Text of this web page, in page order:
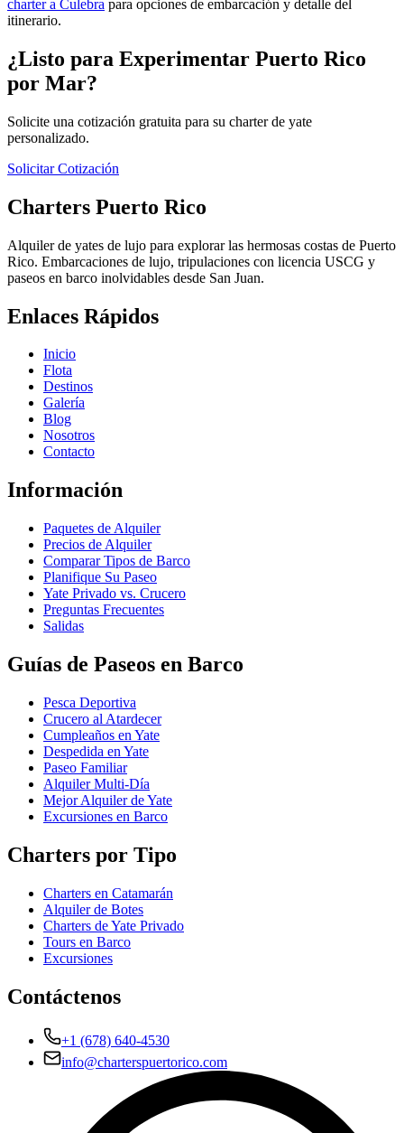
charter a Culebra para opciones de embarcación y detalle del
itinerario.
¿Listo para Experimentar Puerto Rico
por Mar?
Solicite una cotización gratuita para su charter de yate
personalizado.
Solicitar Cotización
Charters Puerto Rico
Alquiler de yates de lujo para explorar las hermosas costas de Puerto
Rico. Embarcaciones de lujo, tripulaciones con licencia USCG y
paseos en barco inolvidables desde San Juan.
Enlaces Rápidos
Inicio
Flota
Destinos
Galería
Blog
Nosotros
Contacto
Información
Paquetes de Alquiler
Precios de Alquiler
Comparar Tipos de Barco
Planifique Su Paseo
Yate Privado vs. Crucero
Preguntas Frecuentes
Salidas
Guías de Paseos en Barco
Pesca Deportiva
Crucero al Atardecer
Cumpleaños en Yate
Despedida en Yate
Paseo Familiar
Alquiler Multi-Día
Mejor Alquiler de Yate
Excursiones en Barco
Charters por Tipo
Charters en Catamarán
Alquiler de Botes
Charters de Yate Privado
Tours en Barco
Excursiones
Contáctenos
+1 (678) 640-4530
info@charterspuertorico.com